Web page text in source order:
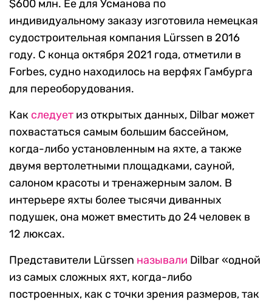
$600 млн. Ее для Усманова по
индивидуальному заказу изготовила немецкая
судостроительная компания Lürssen в 2016
году. С конца октября 2021 года, отметили в
Forbes, судно находилось на верфях Гамбурга
для переоборудования.
Как следует из открытых данных, Dilbar может
похвастаться самым большим бассейном,
когда-либо установленным на яхте, а также
двумя вертолетными площадками, сауной,
салоном красоты и тренажерным залом. В
интерьере яхты более тысячи диванных
подушек, она может вместить до 24 человек в
12 люксах.
Представители Lürssen называли Dilbar «одной
из самых сложных яхт, когда-либо
построенных, как с точки зрения размеров, так